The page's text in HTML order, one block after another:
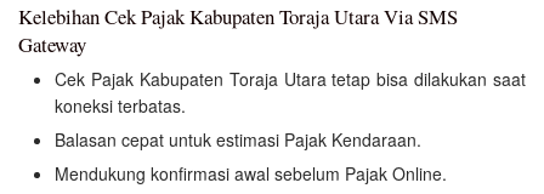
Kelebihan Cek Pajak Kabupaten Toraja Utara Via SMS
Gateway
Cek Pajak Kabupaten Toraja Utara tetap bisa dilakukan saat
koneksi terbatas.
Balasan cepat untuk estimasi Pajak Kendaraan.
Mendukung konfirmasi awal sebelum Pajak Online.